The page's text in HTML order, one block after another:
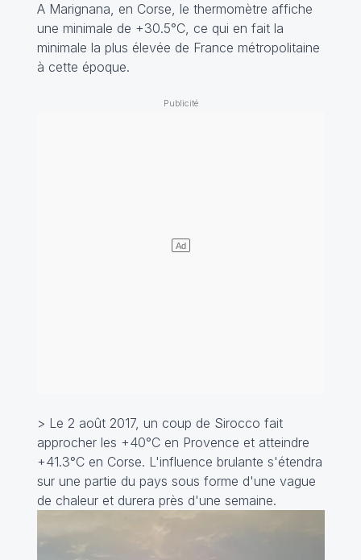
A Marignana, en Corse, le thermomètre affiche
une minimale de +30.5°C, ce qui en fait la
minimale la plus élevée de France métropolitaine
à cette époque.
> Le 2 août 2017, un coup de Sirocco fait
approcher les +40°C en Provence et atteindre
+41.3°C en Corse. L'influence brulante s'étendra
sur une partie du pays sous forme d'une vague
de chaleur et durera près d'une semaine.